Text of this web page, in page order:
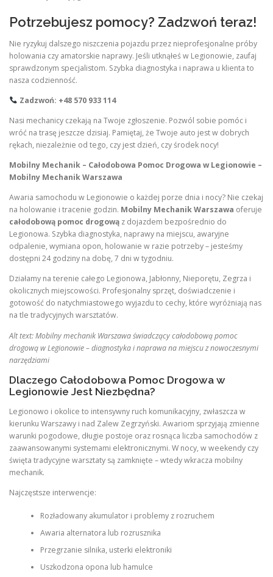
Potrzebujesz pomocy? Zadzwoń teraz!
Nie ryzykuj dalszego niszczenia pojazdu przez nieprofesjonalne próby
holowania czy amatorskie naprawy. Jeśli utknąłeś w Legionowie, zaufaj
sprawdzonym specjalistom. Szybka diagnostyka i naprawa u klienta to
nasza codzienność.
Zadzwoń: +48 570 933 114
Nasi mechanicy czekają na Twoje zgłoszenie. Pozwól sobie pomóc i
wróć na trasę jeszcze dzisiaj. Pamiętaj, że Twoje auto jest w dobrych
rękach, niezależnie od tego, czy jest dzień, czy środek nocy!
Mobilny Mechanik – Całodobowa Pomoc Drogowa w Legionowie –
Mobilny Mechanik Warszawa
Awaria samochodu w Legionowie o każdej porze dnia i nocy? Nie czekaj
na holowanie i tracenie godzin. Mobilny Mechanik Warszawa oferuje
całodobową pomoc drogową z dojazdem bezpośrednio do
Legionowa. Szybka diagnostyka, naprawy na miejscu, awaryjne
odpalenie, wymiana opon, holowanie w razie potrzeby – jesteśmy
dostępni 24 godziny na dobę, 7 dni w tygodniu.
Działamy na terenie całego Legionowa, Jabłonny, Nieporętu, Zegrza i
okolicznych miejscowości. Profesjonalny sprzęt, doświadczenie i
gotowość do natychmiastowego wyjazdu to cechy, które wyróżniają nas
na tle tradycyjnych warsztatów.
Alt text: Mobilny mechanik Warszawa świadczący całodobową pomoc
drogową w Legionowie – diagnostyka i naprawa na miejscu z nowoczesnymi
narzędziami
Dlaczego Całodobowa Pomoc Drogowa w
Legionowie Jest Niezbędna?
Legionowo i okolice to intensywny ruch komunikacyjny, zwłaszcza w
kierunku Warszawy i nad Zalew Zegrzyński. Awariom sprzyjają zmienne
warunki pogodowe, długie postoje oraz rosnąca liczba samochodów z
zaawansowanymi systemami elektronicznymi. W nocy, w weekendy czy
święta tradycyjne warsztaty są zamknięte – wtedy wkracza mobilny
mechanik.
Najczęstsze interwencje:
Rozładowany akumulator i problemy z rozruchem
Awaria alternatora lub rozrusznika
Przegrzanie silnika, usterki elektroniki
Uszkodzona opona lub hamulce